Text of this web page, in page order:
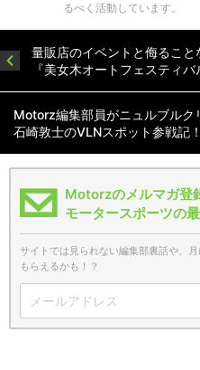
るべく活動しています。
量販店のイベントと侮るこ
『美女木オートフェスティ
Motorz編集部員がニュルブルク
石崎敦士のVLNスポット参戦記
Motorzのメルマガ登
モータースポーツの
サイトでは見られない編集部裏話や、
もらえるかも！？